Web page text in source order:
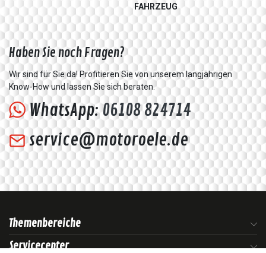
FAHRZEUG
Haben Sie noch Fragen?
Wir sind für Sie da! Profitieren Sie von unserem langjährigen
Know-How und lassen Sie sich beraten.
WhatsApp:06108 824714
service@motoroele.de
Themenbereiche
Servicecenter